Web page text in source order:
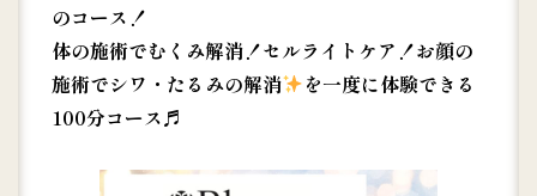
のコース！
体の施術でむくみ解消！セルライトケア！お顔の
施術でシワ・たるみの解消
を一度に体験できる
100分コース♬